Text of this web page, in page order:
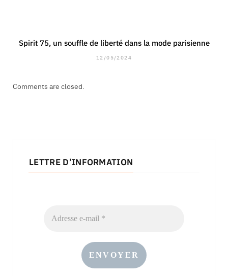
Spirit 75, un souffle de liberté dans la mode parisienne
12/05/2024
Comments are closed.
LETTRE D’INFORMATION